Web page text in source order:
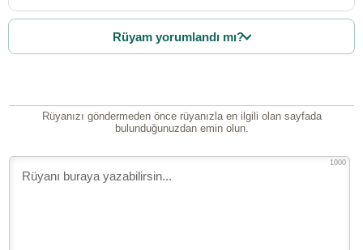
Rüyam yorumlandı mı?
Rüyanızı göndermeden önce rüyanızla en ilgili olan sayfada
bulunduğunuzdan emin olun.
1000